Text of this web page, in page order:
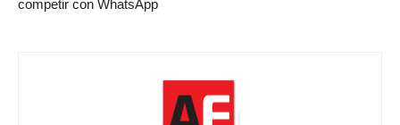
competir con WhatsApp